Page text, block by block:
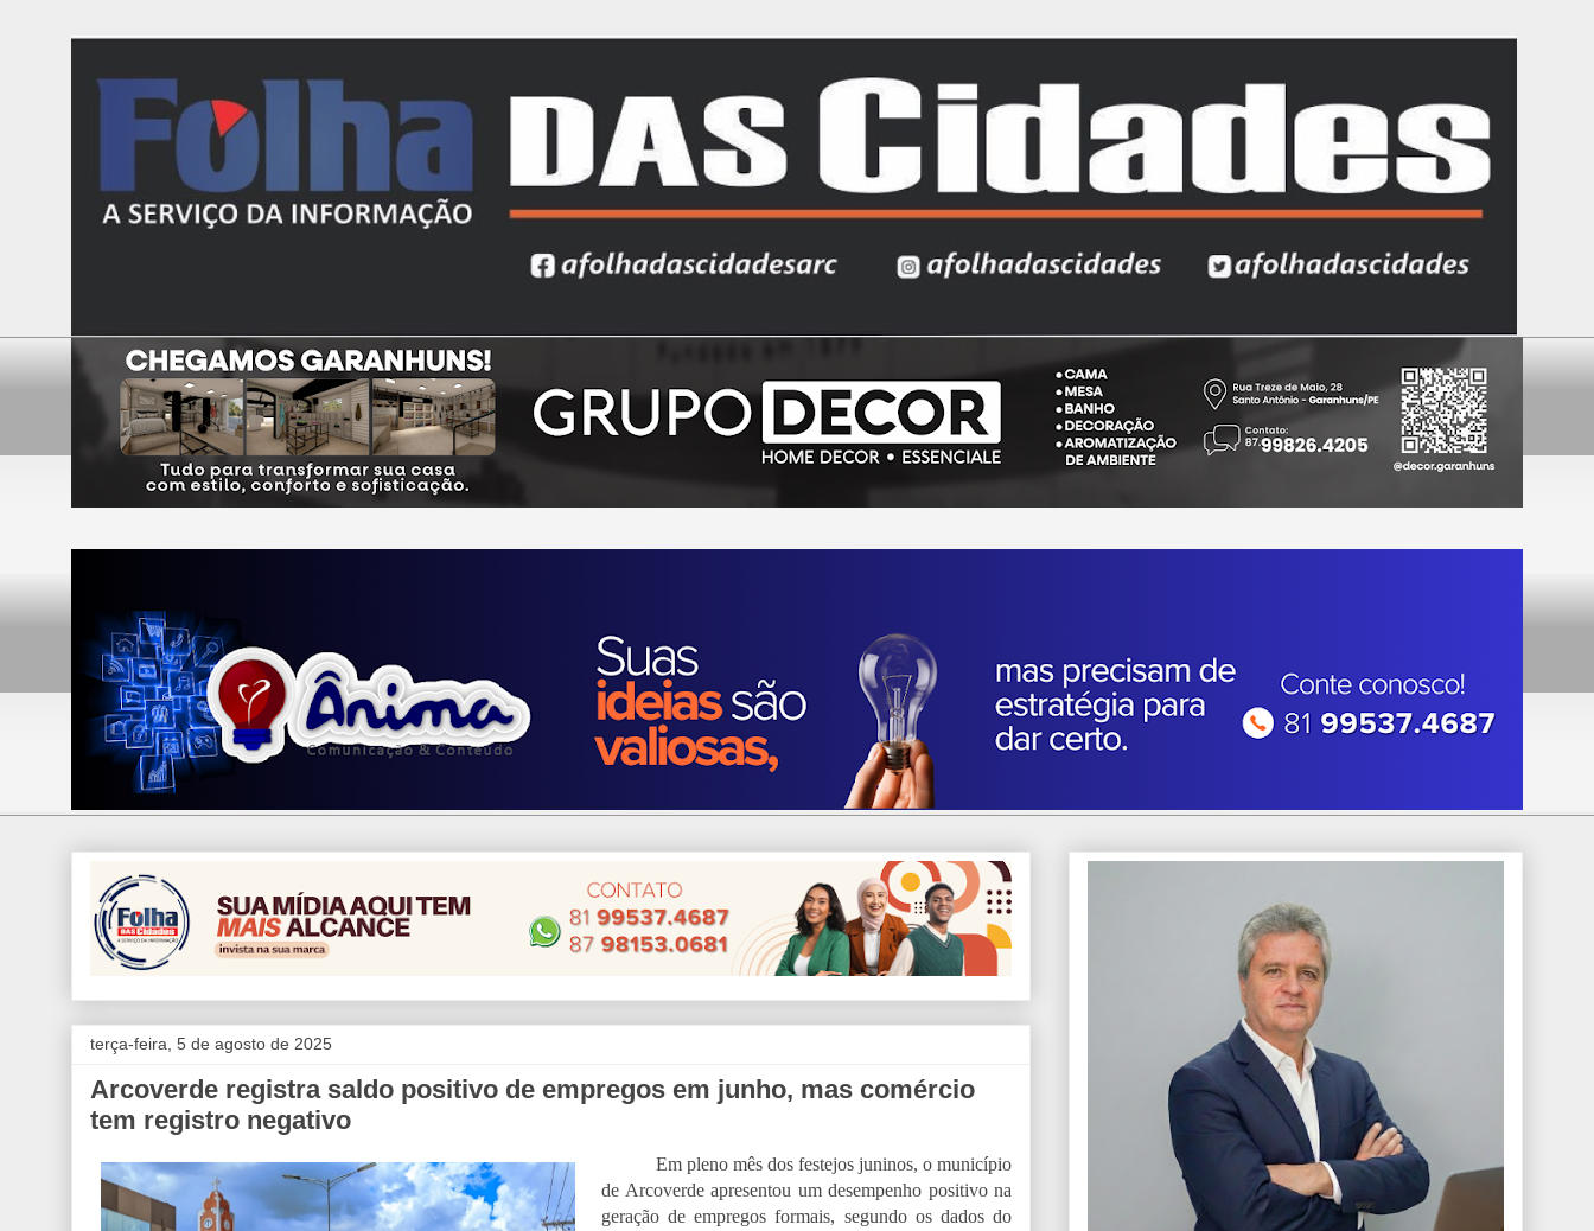
terça-feira, 5 de agosto de 2025
Arcoverde registra saldo positivo de empregos em junho, mas comércio
tem registro negativo
Em pleno mês dos festejos juninos, o município
de Arcoverde apresentou um desempenho positivo na
geração de empregos formais, segundo os dados do